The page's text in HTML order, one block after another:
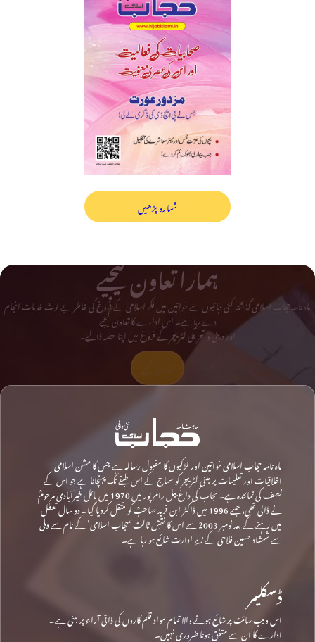
شمارہ پڑھیں
ہمارا تعاون کیجیے
ماہ نامہ حجاب اسلامی گذشتہ کئی دہائیوں سے خواتین میں فکر اسلامی کے فروغ کی خاطر بے لوث خدمات انجام
دے رہا ہے۔ اس ادارے کا تعاون کیجیے
اور دینی و تحریکی لٹریچر کے فروغ میں اپنا حصہ ڈالیے۔
ماہ نامہ حجاب اسلامی خواتین اور لڑکیوں کا مقبول رسالہ ہے جس کا مشن اسلامی
اخلاقیات اور تعلیمات پر مبنی لٹریچر کو سماج کے اس طبقے تک پہنچانا ہے جو اس کے
نصف کی نمائندہ ہے۔ حجاب کی داغ بیل رام پور میں 1970 میں مائل خیرآبادی مرحومؒ
نے ڈالی تھی، جسے 1996 میں ڈاکٹر ابن فرید صاحبؒ کو منتقل کردیا گیا۔ دو سال تعطل
میں رہنے کے بعد نومبر 2003 سے اس کا نقشِ ثالث ‘حجاب اسلامی’ کے نام سے دہلی
سے شمشاد حسین فلاحی کے زیرِ ادارت شائع ہو رہا ہے۔
ڈسکلیمر
اس ویب سائٹ پر شائع ہونے والا تمام مواد قلم کاروں کی ذاتی آراء پر مبنی ہے۔
ادارے کا ان سے متفق ہونا ضروری نہیں۔